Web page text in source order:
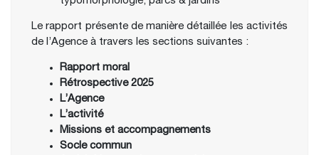
Le rapport présente de manière détaillée les activités
de l’Agence à travers les sections suivantes :
Rapport moral
Rétrospective 2025
L’Agence
L’activité
Missions et accompagnements
Socle commun